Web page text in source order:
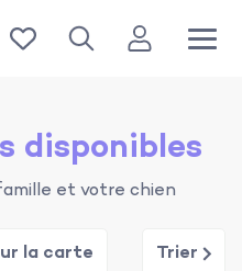
disponibles
et votre chien
la carte Trier